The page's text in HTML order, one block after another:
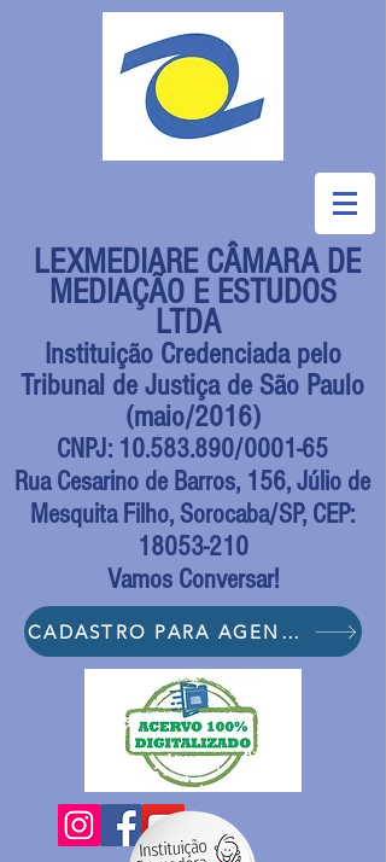
LEXMEDIARE CÂMARA DE
MEDIAÇÃO E ESTUDOS
LTDA
Instituição Credenciada pelo
Tribunal de Justiça de São Paulo
(maio/2016)
CNPJ: 10.583.890/0001-65
Rua Cesarino de Barros, 156, Júlio de
Mesquita Filho, Sorocaba/SP, CEP:
18053-210
Vamos Conversar!
CADASTRO PARA AGENDAMENTO DE SESSÃO DE MEDIAÇÃO